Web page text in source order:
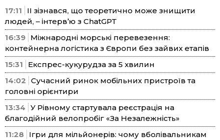
17:11
ІІ зізнався, що теоретично може знищити
людей, – інтерв’ю з ChatGPT
16:39 Міжнародні морські перевезення:
контейнерна логістика з Європи без зайвих етапів
15:31
Експрес-кукурудза за 5 хвилин
14:02 Сучасний ринок мобільних пристроїв та
головні орієнтири
13:34 У Рівному стартувала реєстрація на
благодійний велопробіг «За Незалежність»
11:28
Ігри для мільйонерів: чому вболівальникам